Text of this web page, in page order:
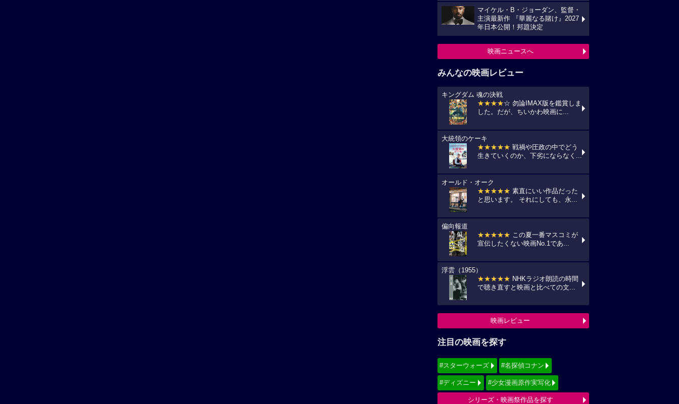
マイケル・B・ジョーダン、監督・
主演最新作 『華麗なる賭け』2027
年日本公開！邦題決定
映画ニュースへ
みんなの映画レビュー
キングダム 魂の決戦
★★★★☆ 勿論IMAX版を鑑賞しま
した。だが、ちいかわ映画に...
大統領のケーキ
★★★★★ 戦禍や圧政の中でどう
生きていくのか、下劣にならなく...
オールド・オーク
★★★★★ 素直にいい作品だった
と思います。 それにしても、永...
偏向報道
★★★★★ この夏一番マスコミが
宣伝したくない映画No.1であ...
浮雲（1955）
★★★★★ NHKラジオ朗読の時間
で聴き直すと映画と比べての文...
映画レビュー
注目の映画を探す
#スターウォーズ #名探偵コナン
#ディズニー #少女漫画原作実写化
シリーズ・映画祭作品を探す